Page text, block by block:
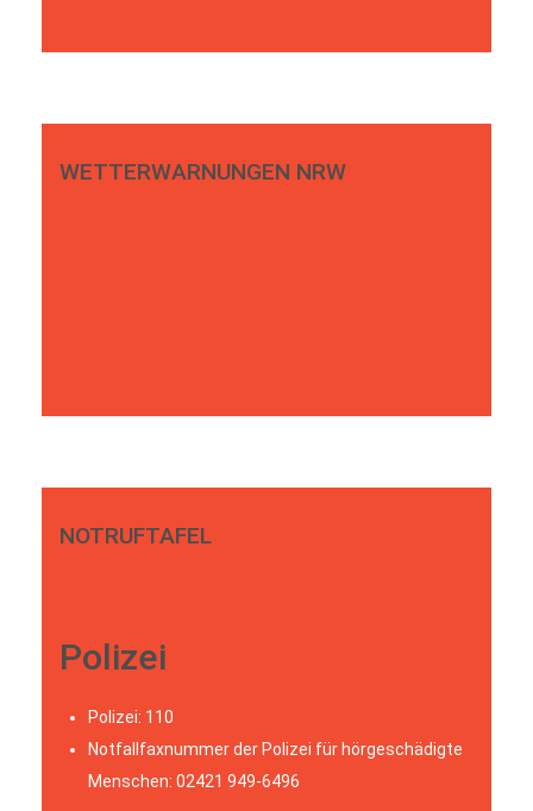
WETTERWARNUNGEN NRW
NOTRUFTAFEL
Polizei
Polizei: 110
Notfallfaxnummer der Polizei für hörgeschädigte
Menschen: 02421 949-6496